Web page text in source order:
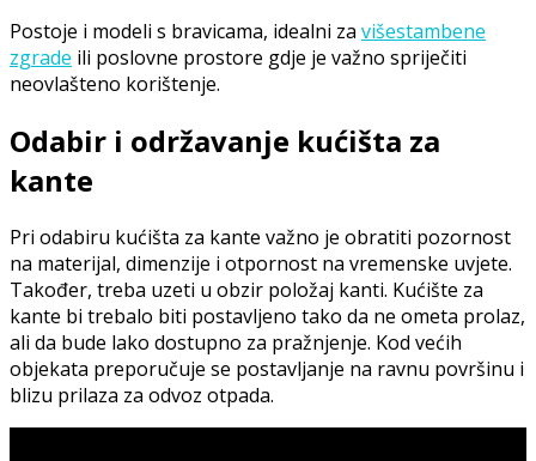
Postoje i modeli s bravicama, idealni za višestambene
zgrade ili poslovne prostore gdje je važno spriječiti
neovlašteno korištenje.
Odabir i održavanje kućišta za
kante
Pri odabiru kućišta za kante važno je obratiti pozornost
na materijal, dimenzije i otpornost na vremenske uvjete.
Također, treba uzeti u obzir položaj kanti. Kućište za
kante bi trebalo biti postavljeno tako da ne ometa prolaz,
ali da bude lako dostupno za pražnjenje. Kod većih
objekata preporučuje se postavljanje na ravnu površinu i
blizu prilaza za odvoz otpada.